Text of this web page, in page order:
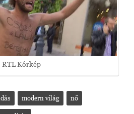
RTL Kórkép
modern világ nő